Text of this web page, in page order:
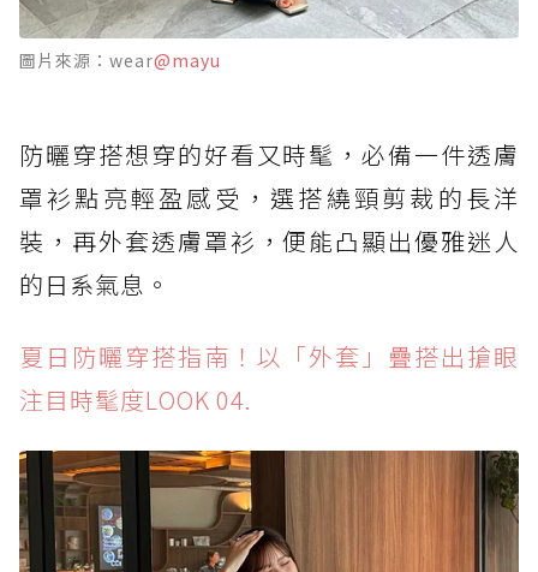
圖片來源：wear@mayu
防曬穿搭想穿的好看又時髦，必備一件透膚
罩衫點亮輕盈感受，選搭繞頸剪裁的長洋
裝，再外套透膚罩衫，便能凸顯出優雅迷人
的日系氣息。
夏日防曬穿搭指南！以「外套」疊搭出搶眼
注目時髦度LOOK 04.